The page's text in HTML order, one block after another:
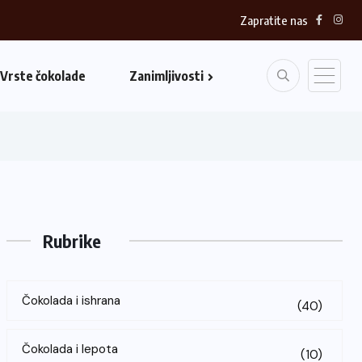
Zapratite nas
Vrste čokolade Zanimljivosti
Rubrike
Čokolada i ishrana (40)
Čokolada i lepota (10)